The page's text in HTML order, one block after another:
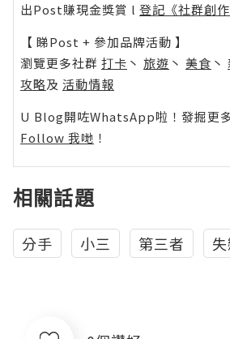
出Post賺現金獎賞 l 登記《社群創作
【 睇Post + 參加品牌活動 】
瀏覽更多社群 打卡 丶 旅遊 丶 美食 丶
攻略及 活動情報
U Blog開咗WhatsApp啦！發掘更
Follow 我哋 ！
相關話題
分手 小三 第三者